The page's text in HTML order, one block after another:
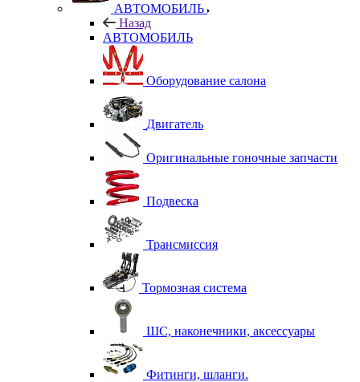
АВТОМОБИЛЬ
Назад
АВТОМОБИЛЬ
Оборудование салона
Двигатель
Оригинальные гоночные запчасти
Подвеска
Трансмиссия
Тормозная система
ШС, наконечники, аксессуары
Фитинги, шланги.